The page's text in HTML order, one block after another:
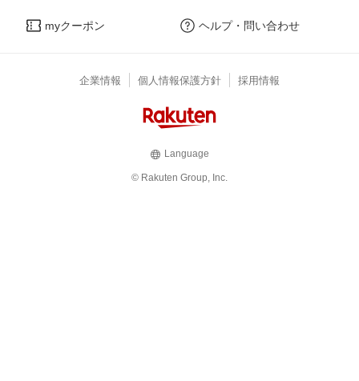
myクーポン ヘルプ・問い合わせ
企業情報 個人情報保護方針 採用情報
Language
© Rakuten Group, Inc.